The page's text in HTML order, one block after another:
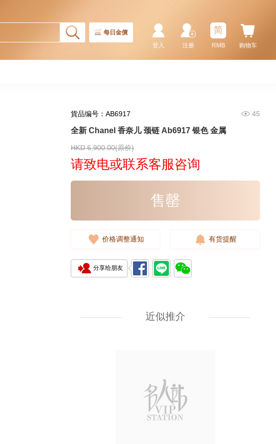
每日金價
购物车
简
RMB
注册
登入
貨品编号：AB6917 45
全新 Chanel 香奈儿 颈链 Ab6917 银色 金属
HKD 6,900.00(原价)
请致电或联系客服咨询
售罄
价格调整通知 有货提醒
分享给朋友
近似推介
全新 Chanel 香奈儿 耳环 Abf154
5,480.00